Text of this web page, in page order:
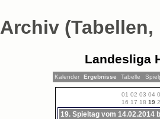
Archiv
Landesliga
Kalender Ergebnisse Tabelle
01 02 03 04
16 17 18 19
19. Spieltag vom 14.02.2014